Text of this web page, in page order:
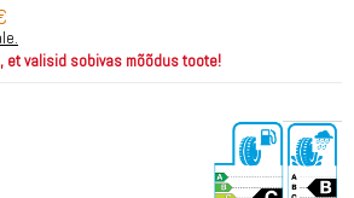
et valisid sobivas mõõdus toote!